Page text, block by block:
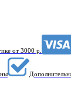
от 3000 р.